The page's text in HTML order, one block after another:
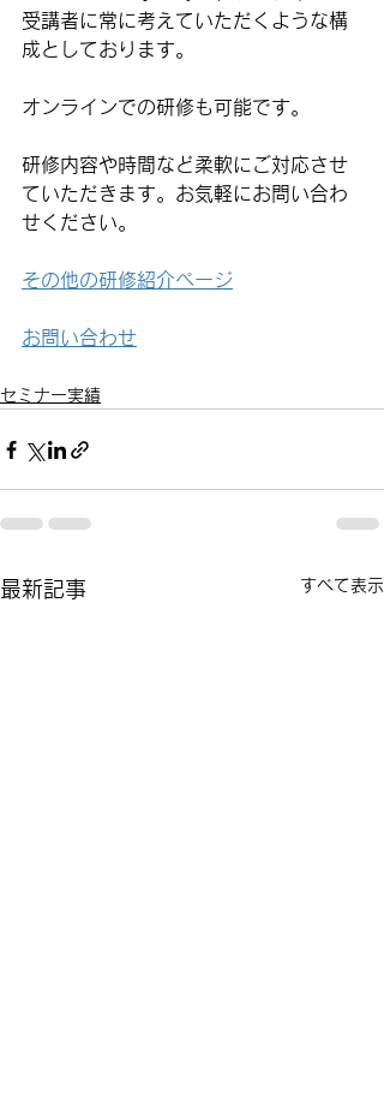
受講者に常に考えていただくような構
成としております。
オンラインでの研修も可能です。
研修内容や時間など柔軟にご対応させ
ていただきます。お気軽にお問い合わ
せください。
その他の研修紹介ページ
お問い合わせ
セミナー実績
最新記事 すべて表示